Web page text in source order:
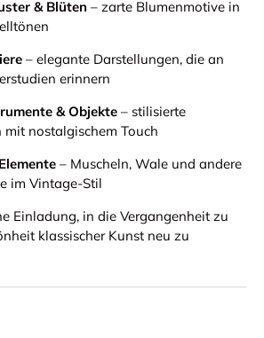
& Blüten – zarte Blumenmotive in
– elegante Darstellungen, die an
erinnern
& Objekte– stilisierte
nostalgischem Touch
– Muscheln, Wale und andere
im Vintage-Stil
Einladung, in die Vergangenheit zu
klassischer Kunst neu zu